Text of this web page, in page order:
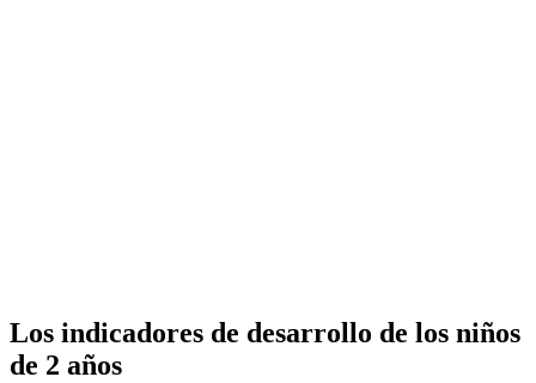
Los indicadores de desarrollo de los niños
de 2 años